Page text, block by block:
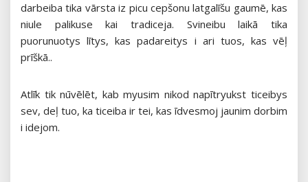
darbeiba tika vārsta iz picu cepšonu latgalīšu gaumē, kas
niule palikuse kai tradiceja. Svineibu laikā tika
puorunuotys lītys, kas padareitys i ari tuos, kas vēļ
prīškā..
Atlīk tik nūvēlēt, kab myusim nikod napītryukst ticeibys
sev, deļ tuo, ka ticeiba ir tei, kas īdvesmoj jaunim dorbim
i idejom.